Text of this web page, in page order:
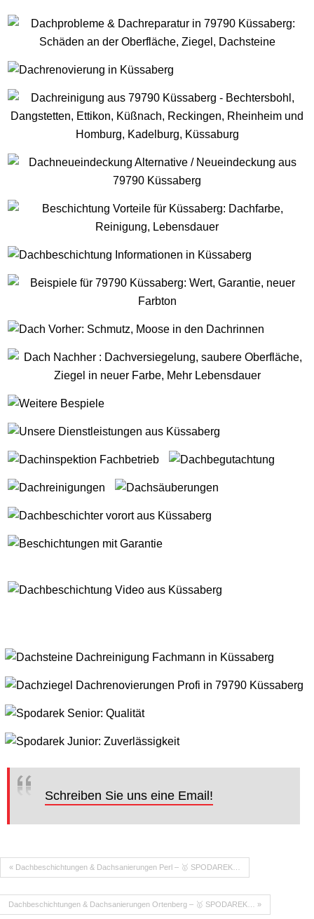
Schreiben Sie uns eine Email!
« Dachbeschichtungen & Dachsanierungen Perl – 🥇 SPODAREK…
Dachbeschichtungen & Dachsanierungen Ortenberg – 🥇 SPODAREK… »